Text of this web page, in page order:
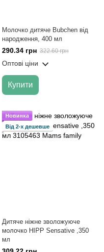
Молочко дитяче Bubchen від
народження, 400 мл
290.34 грн 322.60 грн
Оптові ціни
Купити
Новинка
Від 2-х дешевше
Дитяче ніжне зволожуюче
молочко HIPP Sensative ,350
мл